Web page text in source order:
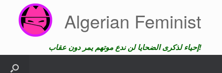
content
Algerian Feminist
إحياء لذكرى الضحايا لن ندع موتهم يمر دون عقاب!